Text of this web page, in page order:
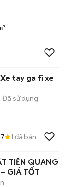
tay ga fi xe
Đã sử dụng
1 đã bán
TIỀN QUANG
GIÁ TỐT